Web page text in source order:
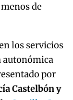
de
los servicios
autonómica
por
Castelbón y